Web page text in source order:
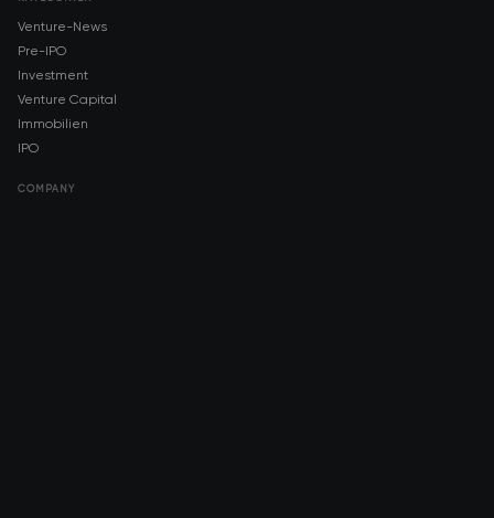
Venture-News
Pre-IPO
Investment
Venture Capital
Immobilien
IPO
COMPANY